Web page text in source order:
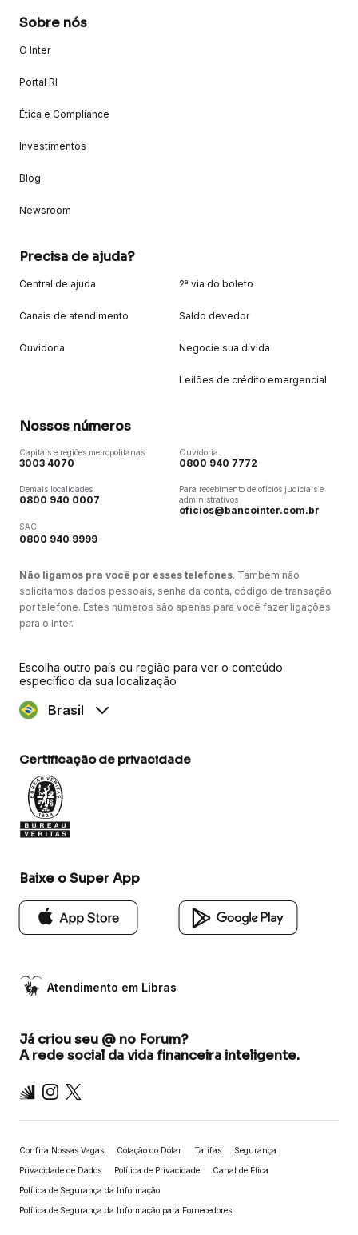
Sobre nós
O Inter
Portal RI
Ética e Compliance
Investimentos
Blog
Newsroom
Precisa de ajuda?
Central de ajuda
Canais de atendimento
Ouvidoria
2ª via do boleto
Saldo devedor
Negocie sua dívida
Leilões de crédito emergencial
Nossos números
Capitais e regiões metropolitanas
3003 4070
Demais localidades
0800 940 0007
SAC
0800 940 9999
Ouvidoria
0800 940 7772
Para recebimento de ofícios judiciais e
administrativos
oficios@bancointer.com.br
Não ligamos pra você por esses telefones. Também não
solicitamos dados pessoais, senha da conta, código de transação
por telefone. Estes números são apenas para você fazer ligações
para o Inter.
Escolha outro país ou região para ver o conteúdo
específico da sua localização
Brasil
Certificação de privacidade
Baixe o Super App
Atendimento em Libras
Já criou seu @ no Forum?
A rede social da vida financeira inteligente.
Inter Instagram
X
Confira Nossas Vagas Cotação do Dólar Tarifas Segurança
Privacidade de Dados Política de Privacidade Canal de Ética
Política de Segurança da Informação
Política de Segurança da Informação para Fornecedores